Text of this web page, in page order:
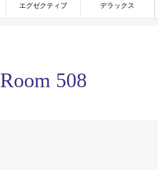
エグゼクティブ デラックス
Room 508